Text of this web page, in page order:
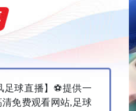
足球直播】⚽提供一
免费观看网站,足球